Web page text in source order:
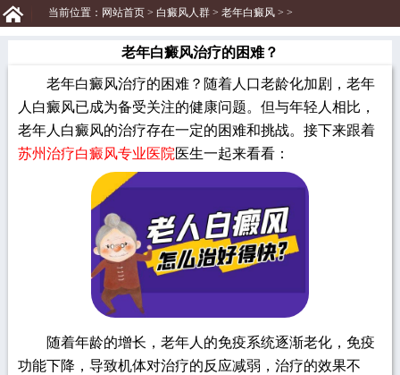
当前位置： 网站首页> 白癜风人群> 老年白癜风> >
老年白癜风治疗的困难？
老年白癜风治疗的困难？随着人口老龄化加剧，老年
人白癜风已成为备受关注的健康问题。但与年轻人相比，
老年人白癜风的治疗存在一定的困难和挑战。接下来跟着
苏州治疗白癜风专业医院医生一起来看看：
随着年龄的增长，老年人的免疫系统逐渐老化，免疫
功能下降，导致机体对治疗的反应减弱，治疗的效果不